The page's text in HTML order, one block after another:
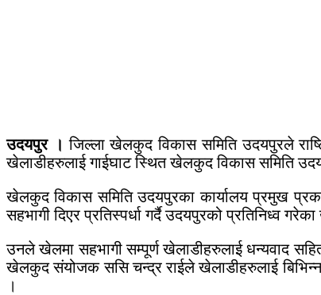
उदयपुर । जिल्ला खेलकुद विकास समिति उदयपुरले
खेलाडीहरुलाई गाईघाट स्थित खेलकुद विकास समिति
खेलकुद विकास समिति उदयपुरका कार्यालय प्रमुख
सहभागी दिएर प्रतिस्पर्धा गर्दै उदयपुरको प्रतिनिध्व
उनले खेलमा सहभागी सम्पूर्ण खेलाडीहरुलाई धन्यवाद
खेलकुद संयोजक ससि चन्द्र राईले खेलाडीहरुलाई बिभिन्न
।